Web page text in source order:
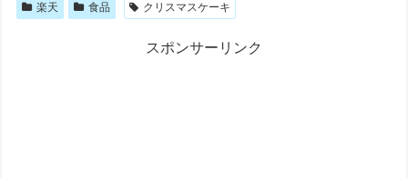
楽天 食品 クリスマスケーキ
スポンサーリンク